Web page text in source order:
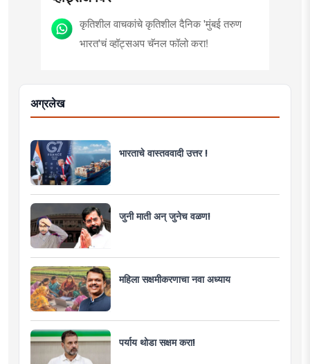
कृतिशील वाचकांचे कृतिशील दैनिक 'मुंबई तरुण
भारत'चं व्हॉट्सअप चॅनल फॉलो करा!
अग्रलेख
भारताचे वास्तववादी उत्तर !
जुनी माती अन् जुनेच वळण!
महिला सक्षमीकरणाचा नवा अध्याय
पर्याय थोडा सक्षम करा!